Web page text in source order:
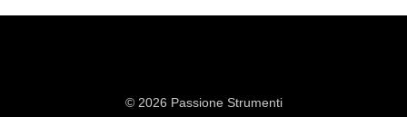
© 2026 Passione Strumenti